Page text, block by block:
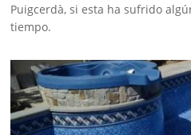
Puigcerdà, si esta ha sufrido
tiempo.